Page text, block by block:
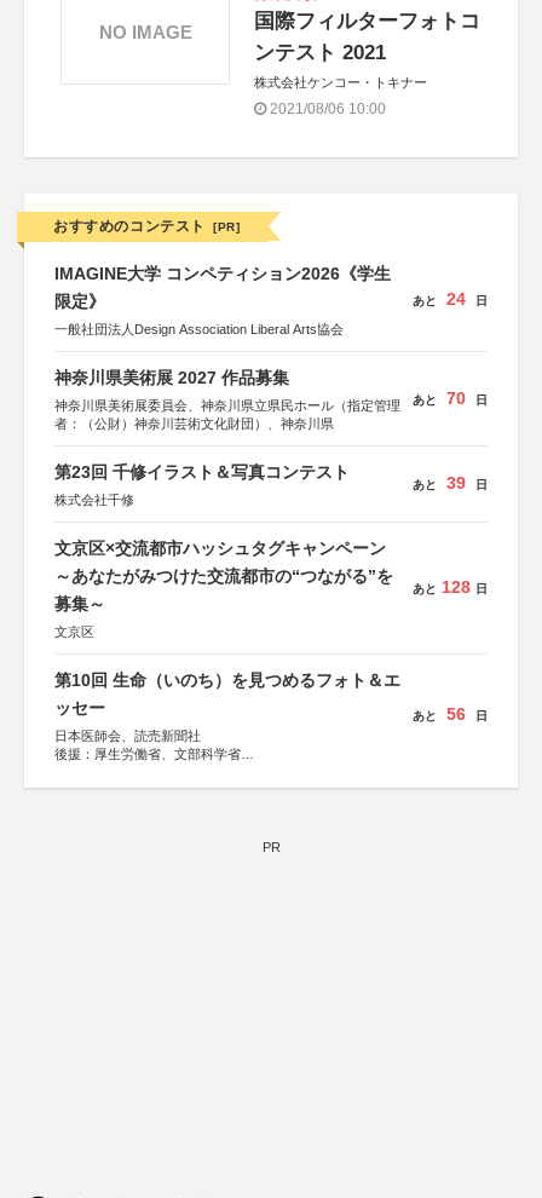
国際フィルターフォトコ
ンテスト 2021
株式会社ケンコー・トキナー
2021/08/06 10:00
NO IMAGE
おすすめのコンテスト [PR]
IMAGINE大学 コンペティション2026《学生
限定》
一般社団法人Design Association Liberal Arts協会
あと 24 日
神奈川県美術展 2027 作品募集
神奈川県美術展委員会、神奈川県立県民ホール（指定管理
者：（公財）神奈川芸術文化財団）、神奈川県
あと 70 日
第23回 千修イラスト＆写真コンテスト
株式会社千修
あと 39 日
文京区×交流都市ハッシュタグキャンペーン
～あなたがみつけた交流都市の“つながる”を
募集～
文京区
あと 128 日
第10回 生命（いのち）を見つめるフォト＆エ
ッセー
日本医師会、読売新聞社
後援：厚生労働省、文部科学省
しん生命保険株式会社
あと 56 日
PR